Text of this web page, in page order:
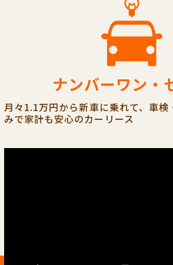
ナンバーワン・
月々1.1万円から新車に乗れて、車
みで家計も安心のカーリース